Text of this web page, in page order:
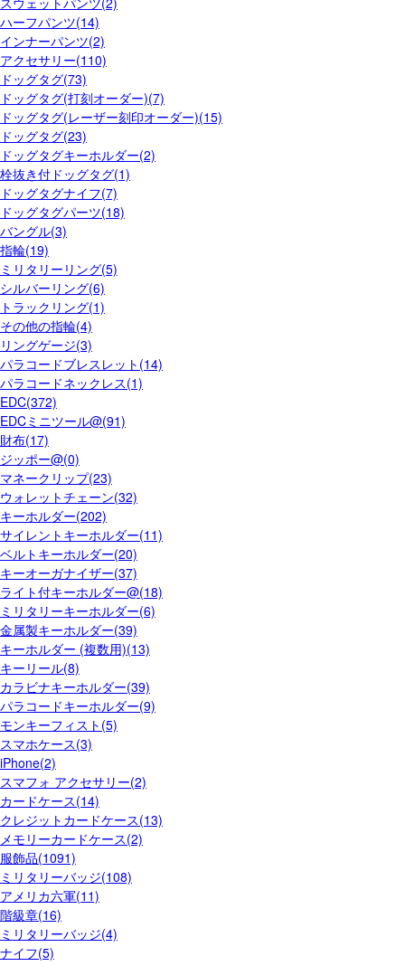
ハーフパンツ(14)
インナーパンツ(2)
アクセサリー(110)
ドッグタグ(73)
ドッグタグ(打刻オーダー)(7)
ドッグタグ(レーザー刻印オーダー)(15)
ドッグタグ(23)
ドッグタグキーホルダー(2)
栓抜き付ドッグタグ(1)
ドッグタグナイフ(7)
ドッグタグパーツ(18)
バングル(3)
指輪(19)
ミリタリーリング(5)
シルバーリング(6)
トラックリング(1)
その他の指輪(4)
リングゲージ(3)
パラコードブレスレット(14)
パラコードネックレス(1)
EDC(372)
EDCミニツール@(91)
財布(17)
ジッポー@(0)
マネークリップ(23)
ウォレットチェーン(32)
キーホルダー(202)
サイレントキーホルダー(11)
ベルトキーホルダー(20)
キーオーガナイザー(37)
ライト付キーホルダー@(18)
ミリタリーキーホルダー(6)
金属製キーホルダー(39)
キーホルダー (複数用)(13)
キーリール(8)
カラビナキーホルダー(39)
パラコードキーホルダー(9)
モンキーフィスト(5)
スマホケース(3)
iPhone(2)
スマフォ アクセサリー(2)
カードケース(14)
クレジットカードケース(13)
メモリーカードケース(2)
服飾品(1091)
ミリタリーバッジ(108)
アメリカ六軍(11)
階級章(16)
ミリタリーバッジ(4)
ナイフ(5)